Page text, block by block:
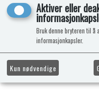
Aktiver eller
Bruk denne bryteren til å
informasjonkapsler.
Kun nødvendige